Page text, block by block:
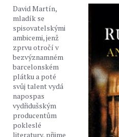
David Martín,
mladík se
spisovatelskými
ambicemi, jenž
zprvu otročí v
bezvýznamném
barcelonském
plátku a poté
svůj talent vydá
napospas
vydřidušským
producentům
pokleslé
literatury, přijme